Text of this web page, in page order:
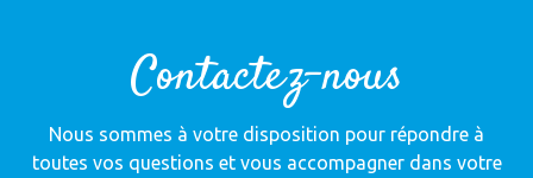
Contactez-nous
Nous sommes à votre disposition pour répondre à
toutes vos questions et vous accompagner dans votre